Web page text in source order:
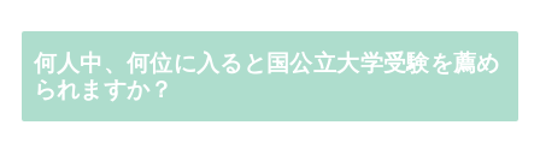
何人中、何位に入ると国公立大学受験を薦め
られますか？